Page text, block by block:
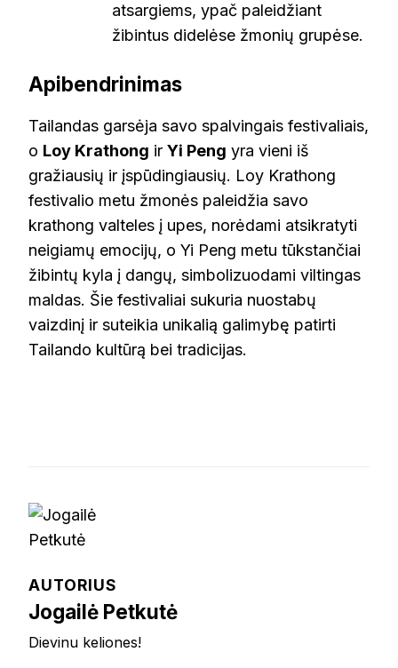
atsargiems, ypač paleidžiant
žibintus didelėse žmonių grupėse.
Apibendrinimas
Tailandas garsėja savo spalvingais festivaliais,
o Loy Krathong ir Yi Peng yra vieni iš
gražiausių ir įspūdingiausių. Loy Krathong
festivalio metu žmonės paleidžia savo
krathong valteles į upes, norėdami atsikratyti
neigiamų emocijų, o Yi Peng metu tūkstančiai
žibintų kyla į dangų, simbolizuodami viltingas
maldas. Šie festivaliai sukuria nuostabų
vaizdinį ir suteikia unikalią galimybę patirti
Tailando kultūrą bei tradicijas.
AUTORIUS
Jogailė Petkutė
Dievinu keliones!